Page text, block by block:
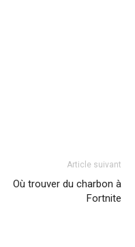
Article suivant
Où trouver du charbon à
Fortnite